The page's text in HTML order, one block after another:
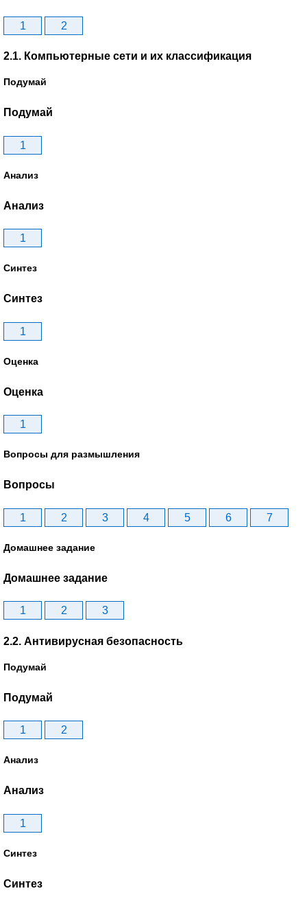
1 2
2.1. Компьютерные сети и их классификация
Подумай
Подумай
1
Анализ
Анализ
1
Синтез
Синтез
1
Оценка
Оценка
1
Вопросы для размышления
Вопросы
1 2 3 4 5 6 7
Домашнее задание
Домашнее задание
1 2 3
2.2. Антивирусная безопасность
Подумай
Подумай
1 2
Анализ
Анализ
1
Синтез
Синтез